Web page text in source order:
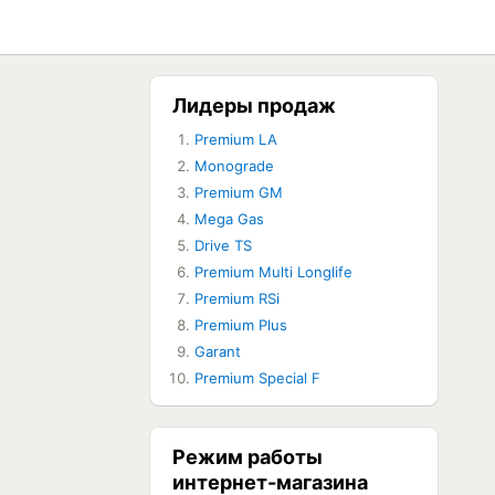
Лидеры продаж
Premium LA
Monograde
Premium GM
Mega Gas
Drive TS
Premium Multi Longlife
Premium RSi
Premium Plus
Garant
Premium Special F
Режим работы
интернет-магазина